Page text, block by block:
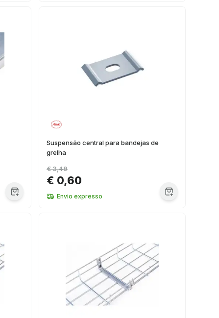
Suspensão central para bandejas de
grelha
€ 0,60
€ 3,49
Envio expresso